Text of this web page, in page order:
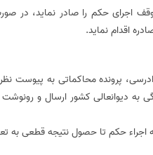
اجرای حکم را صادر نماید‌‌‌‌، در
اقدام نماید‌‌‌‌.
پرونده محاکماتی به پیوست
مذکور جهت رسیدگی به دیوانعالی کشور
اجراء حکم تا حصول نتیجه قطعی به